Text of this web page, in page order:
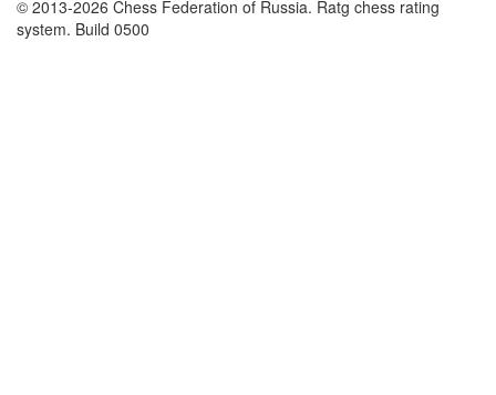
© 2013-2026 Chess Federation of Russia. Ratg chess rating
system. Build 0500